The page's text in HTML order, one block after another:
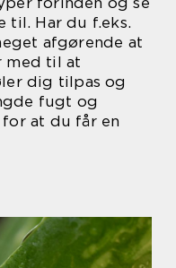
til. Har du f.eks.
afgørende at
med til at
dig tilpas og
fugt og
at du får en